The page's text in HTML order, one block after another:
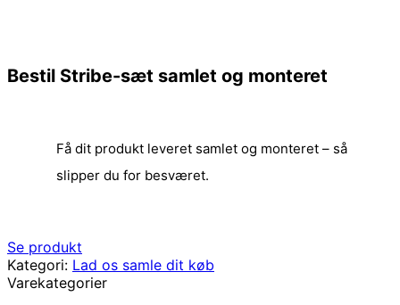
Bestil Stribe-sæt samlet og monteret
Få dit produkt leveret samlet og monteret – så
slipper du for besværet.
Se produkt
Kategori: Lad os samle dit køb
Varekategorier